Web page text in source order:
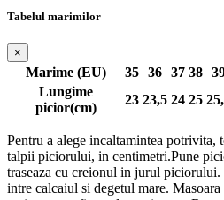
Tabelul marimilor
×
Marime (EU) 35 36 37 38
Lungime
picior(cm)
23 23,5 24 25
Pentru a alege incaltamintea potrivita,
talpii piciorului, in centimetri.Pune
traseaza cu creionul in jurul piciorului.
intre calcaiul si degetul mare.